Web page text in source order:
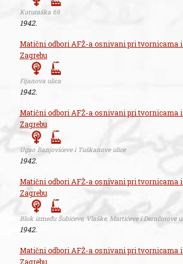
Koturaška 69
1942.
Matični odbori AFŽ-a osnivani pri tvornicama i
Zagrebu
Fijanova ulica
1942.
Matični odbori AFŽ-a osnivani pri tvornicama i
Zagrebu
Ugao Banjovićeve i Tuškanove ulice
1942.
Matični odbori AFŽ-a osnivani pri tvornicama i
Zagrebu
Blok između Šubićeve, Vlaške, Martićeve i Dernčinove
1942.
Matični odbori AFŽ-a osnivani pri tvornicama i
Zagrebu